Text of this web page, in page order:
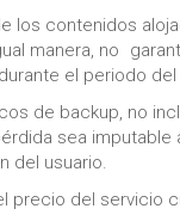
los contenidos
manera, no
el periodo
de backup, no
sea
del usuario.
precio del